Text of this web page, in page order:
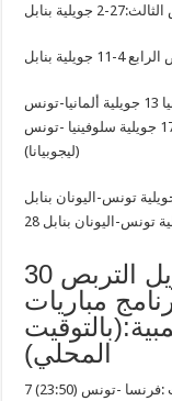
2 جويلية بنابل
4-11 جويلية بنابل
التربص الخامس:12-18 جويلية بألمانياو سلوفينيا 13 جويلية ألمانيا-تونس
(شتوتغارت) 16 جويلية سلوفينيا-تونس (ليجوبيانا) 17 جويلية سلوفينيا -تونس
(ليجوبيانا)
تونس-اليونان بنابل
30 جويلية الإنطلاق نحو البرازيل التربص
برنامج مباريات
المحلي)
:فرنسا -تونس (23:50)